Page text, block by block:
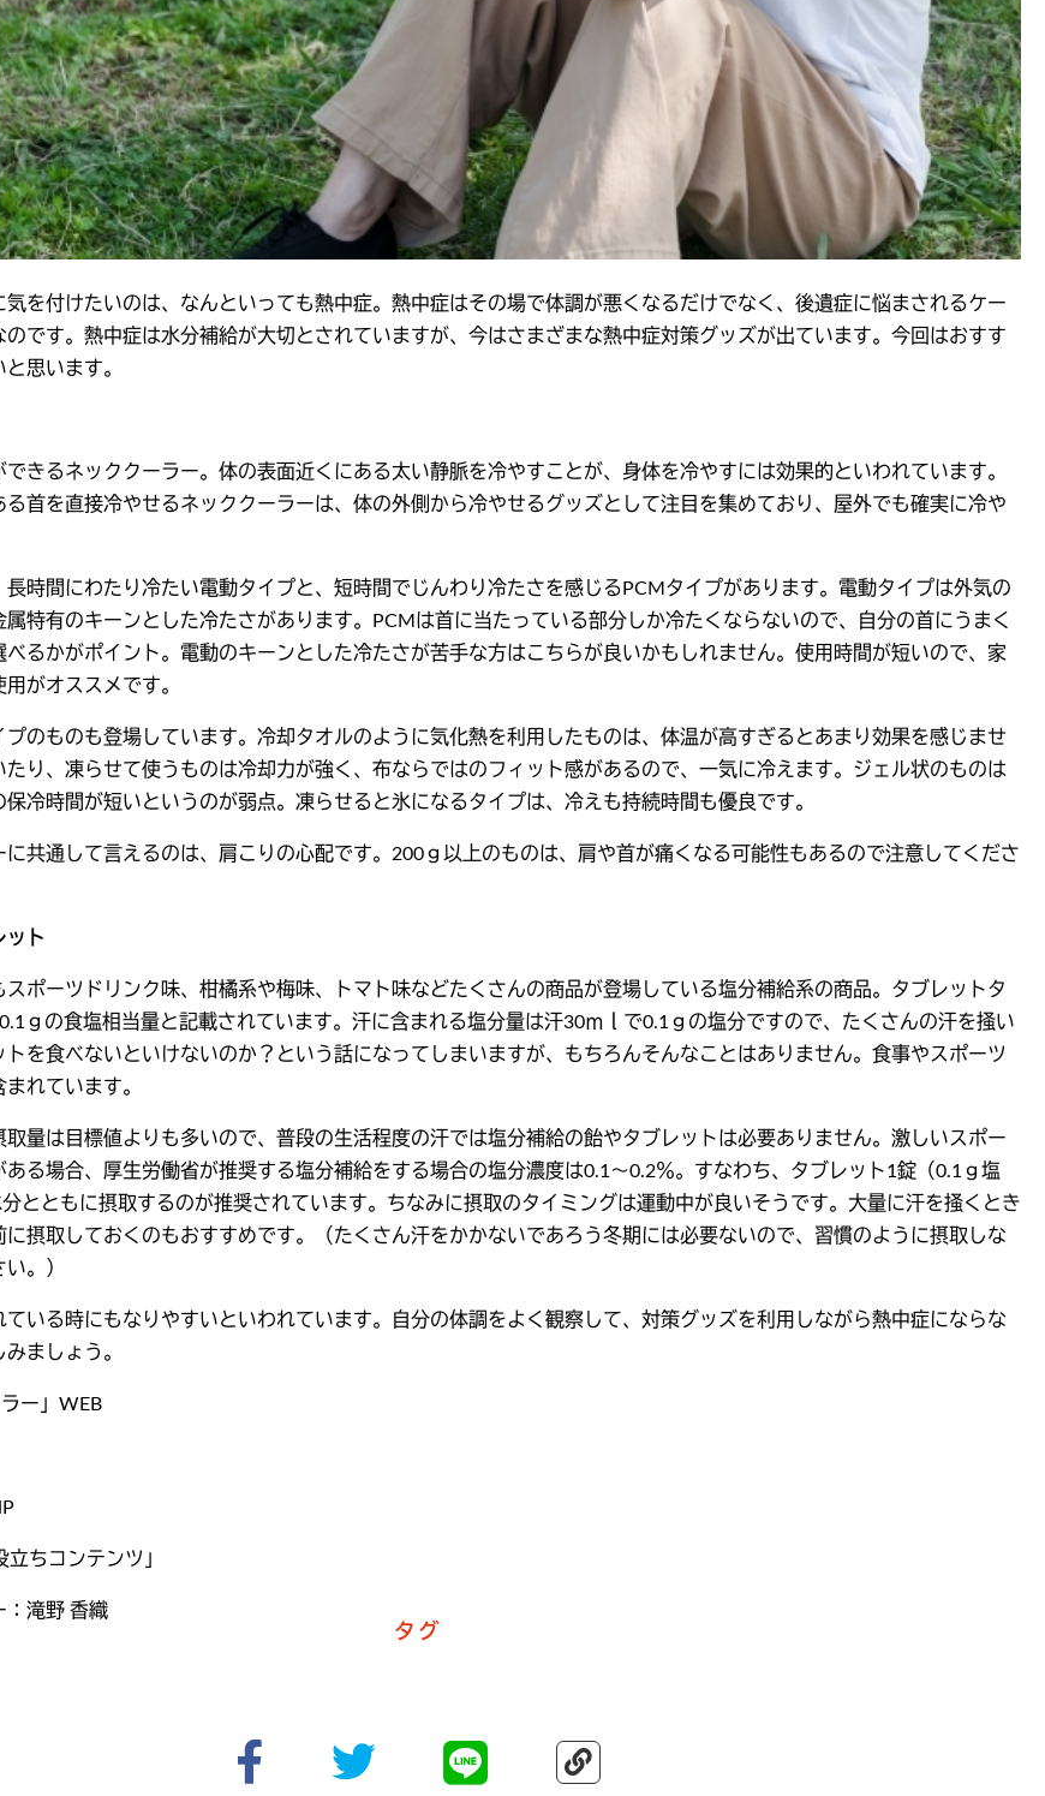
気を付けたいのは、なんといっても熱中症。熱中症はその場で体調が悪くなるだけでなく、後遺症に悩まされるケー
のです。熱中症は水分補給が大切とされていますが、今はさまざまな熱中症対策グッズが出ています。今回はおすす
思います。
きるネッククーラー。体の表面近くにある太い静脈を冷やすことが、身体を冷やすには効果的といわれています。
る首を直接冷やせるネッククーラーは、体の外側から冷やせるグッズとして注目を集めており、屋外でも確実に冷や
長時間にわたり冷たい電動タイプと、短時間でじんわり冷たさを感じるPCMタイプがあります。電動タイプは外気の
特有のキーンとした冷たさがあります。PCMは首に当たっている部分しか冷たくならないので、自分の首にうまく
べるかがポイント。電動のキーンとした冷たさが苦手な方はこちらが良いかもしれません。使用時間が短いので、家
がオススメです。
プのものも登場しています。冷却タオルのように気化熱を利用したものは、体温が高すぎるとあまり効果を感じませ
たり、凍らせて使うものは冷却力が強く、布ならではのフィット感があるので、一気に冷えます。ジェル状のものは
冷時間が短いというのが弱点。凍らせると氷になるタイプは、冷えも持続時間も優良です。
共通して言えるのは、肩こりの心配です。200ｇ以上のものは、肩や首が痛くなる可能性もあるので注意してくださ
ット
ポーツドリンク味、柑橘系や梅味、トマト味などたくさんの商品が登場している塩分補給系の商品。タブレットタ
ｇの食塩相当量と記載されています。汗に含まれる塩分量は汗30ｍｌで0.1ｇの塩分ですので、たくさんの汗を掻い
トを食べないといけないのか？という話になってしまいますが、もちろんそんなことはありません。食事やスポーツ
れています。
取量は目標値よりも多いので、普段の生活程度の汗では塩分補給の飴やタブレットは必要ありません。激しいスポー
ある場合、厚生労働省が推奨する塩分補給をする場合の塩分濃度は0.1〜0.2％。すなわち、タブレット1錠（0.1ｇ塩
とともに摂取するのが推奨されています。ちなみに摂取のタイミングは運動中が良いそうです。大量に汗を掻くとき
に摂取しておくのもおすすめです。（たくさん汗をかかないであろう冬期には必要ないので、習慣のように摂取しな
。）
いる時にもなりやすいといわれています。自分の体調をよく観察して、対策グッズを利用しながら熱中症にならな
ましょう。
ー」WEB
立ちコンテンツ」
：滝野 香織
タグ